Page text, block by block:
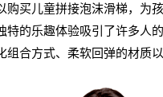
购买儿童拼接泡沫滑梯，为
特的乐趣体验吸引了许多人
组合方式、柔软回弹的材质